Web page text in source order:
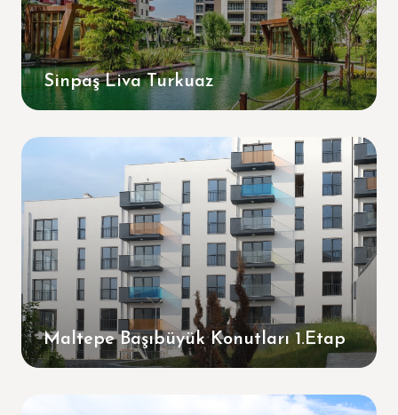
Sinpaş Liva Turkuaz
Maltepe Başıbüyük Konutları 1.Etap